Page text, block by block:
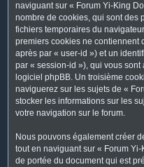
naviguant sur « Forum Yi-King
nombre de cookies, qui sont des
fichiers temporaires du
premiers cookies ne contiennent
après par « user-id ») et un
par « session-id »), qui vous
logiciel phpBB. Un troisième
naviguerez sur les sujets de «
stocker les informations sur les
votre navigation sur le forum.
Nous pouvons également créer
tout en naviguant sur « Forum
de portée du document qui est